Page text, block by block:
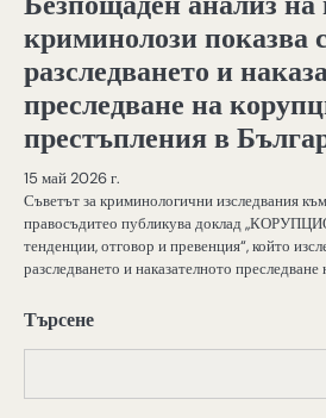
криминолози показва
разследването и
преследване на
престъпления в
15 май 2026 г.
Съветът за криминологични изследвания
правосъдитео публикува доклад
тенденции, отговор и превенция“, който
разследването и наказателното
Търсене